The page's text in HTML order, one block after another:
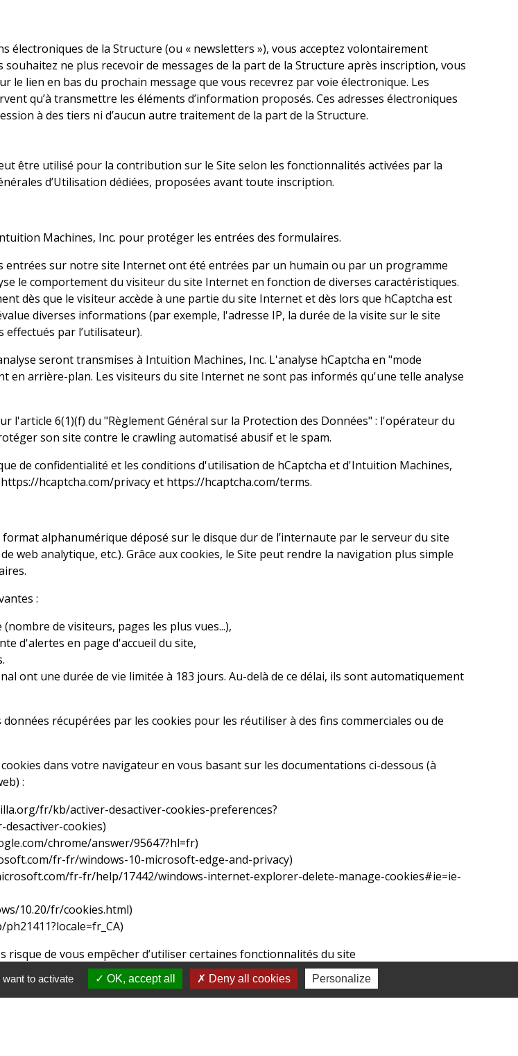
électroniques de la Structure (ou « newsletters »), vous acceptez volontairement
souhaitez ne plus recevoir de messages de la part de la Structure après inscription, vous
le lien en bas du prochain message que vous recevrez par voie électronique. Les
qu’à transmettre les éléments d’information proposés. Ces adresses électroniques
à des tiers ni d’aucun autre traitement de la part de la Structure.
être utilisé pour la contribution sur le Site selon les fonctionnalités activées par la
d’Utilisation dédiées, proposées avant toute inscription.
Machines, Inc. pour protéger les entrées des formulaires.
entrées sur notre site Internet ont été entrées par un humain ou par un programme
le comportement du visiteur du site Internet en fonction de diverses caractéristiques.
dès que le visiteur accède à une partie du site Internet et dès lors que hCaptcha est
diverses informations (par exemple, l'adresse IP, la durée de la visite sur le site
par l’utilisateur).
seront transmises à Intuition Machines, Inc. L'analyse hCaptcha en "mode
en arrière-plan. Les visiteurs du site Internet ne sont pas informés qu'une telle analyse
l'article 6(1)(f) du "Règlement Général sur la Protection des Données" : l'opérateur du
son site contre le crawling automatisé abusif et le spam.
de confidentialité et les conditions d'utilisation de hCaptcha et d'Intuition Machines,
https://hcaptcha.com/privacyet https://hcaptcha.com/terms.
alphanumérique déposé sur le disque dur de l’internaute par le serveur du site
web analytique, etc.). Grâce aux cookies, le Site peut rendre la navigation plus simple
:
de visiteurs, pages les plus vues...),
d'alertes en page d'accueil du site,
ont une durée de vie limitée à 183 jours. Au-delà de ce délai, ils sont automatiquement
récupérées par les cookies pour les réutiliser à des fins commerciales ou de
dans votre navigateur en vous basant sur les documentations ci-dessous (à
:
fr/kb/activer-desactiver-cookies-preferences?
cookies)
chrome/answer/95647?hl=fr)
fr-fr/windows-10-microsoft-edge-and-privacy)
fr-fr/help/17442/windows-internet-explorer-delete-manage-cookies#ie=ie-
10.20/fr/cookies.html)
)
risque de vous empêcher d’utiliser certaines fonctionnalités du site
to activate OK, accept all Deny all cookies Personalize